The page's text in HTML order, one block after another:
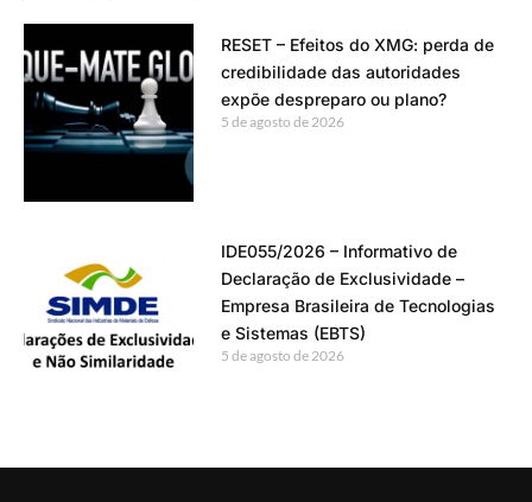
RESET – Efeitos do XMG: perda de
credibilidade das autoridades
expõe despreparo ou plano?
5 de agosto de 2026
IDE055/2026 – Informativo de
Declaração de Exclusividade –
Empresa Brasileira de Tecnologias
e Sistemas (EBTS)
5 de agosto de 2026